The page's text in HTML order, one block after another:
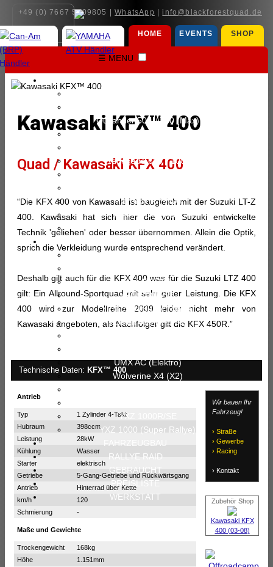
+49 (0) 7667 5909805 |WhatsApp |info@blackforestquad.de
HOME EVENTS SHOP
☰ MENU
Outlander 500 - 700 (Max)
Renegade 650 - 1000
Maverick R (Max)
Traxter HD5 - HD10
Traxter HD11 (Max)
Yamaha ATV Modelle
YFZ 450R/SE
YFM 700R/SE
YFM 700 (Super Rallye)
Kodiak 450 EPS/SE
UMX AC (Elektro)
Wolverine X4 (X2)
YXZ 1000R/SE
YXZ 1000 (Super Rallye)
FAHRZEUGBAU
RALLYE RAID
GEBRAUCHT
PREISLISTE
WERKSTATT
Kawasaki KFX™ 400
Quad / Kawasaki KFX 400
“Die KFX 400 von Kawasaki ist baugleich mit der Suzuki LT-Z
400. Kawasaki hat sich hier die von Suzuki entwickelte
Technik 'geliehen' oder besser übernommen. Allein die Optik,
sprich die Verkleidung wurde entsprechend verändert.
Deshalb gilt auch für die KFX 400 was für die Suzuki LTZ 400
gilt: Ein Allround-Sportquad mit sehr guter Leistung. Die KFX
400 wird zur Modellreihe 2009 leider nicht mehr von
Kawasaki angeboten, als Nachfolger gilt die KFX 450R.”
Technische Daten: KFX™ 400
Antrieb
Typ
1 Zylinder 4-Takt
Hubraum
398ccm
Leistung
28kW
Kühlung
Wasser
Starter
elektrisch
Getriebe
5-Gang-Getriebe und Rückwärtsgang
Antrieb
Hinterrad über Kette
km/h
120
Schmierung
-
Maße und Gewichte
Trockengewicht
168kg
Höhe
1.151mm
Wir bauen Ihr
Fahrzeug!
› Straße
› Gewerbe
› Racing
› Kontakt
Zubehör Shop
Kawasaki KFX
400 (03-08)